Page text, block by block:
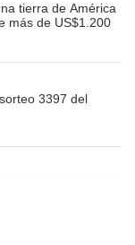
tierra de América
más de US$1.200
3397 del